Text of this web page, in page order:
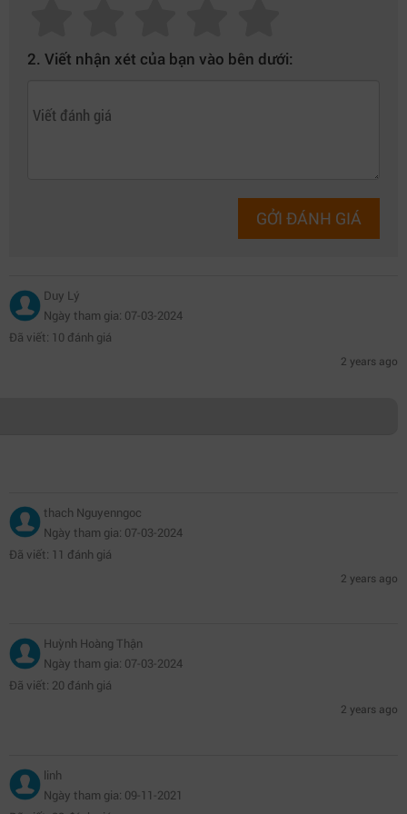
khó chịu.
CPU: Intel® Xeon® E-2224 3.4GHz upto 4.6Ghz, 8M
cache, 4C/4T, turbo (71W)
Ổ cứng:1TB 7.2k RPM SATA 3.5'' cabled HDD
42DEFT140 - 501
với sức mạnh của bộ vi xử lý CPU
2. Viết nhận xét của bạn vào bên dưới:
GỞI ĐÁNH GIÁ
Duy Lý
Ngày tham gia: 07-03-2024
Đã viết: 10 đánh giá
2 years ago
thach Nguyenngoc
Ngày tham gia: 07-03-2024
Đã viết: 11 đánh giá
2 years ago
Huỳnh Hoàng Thận
Ngày tham gia: 07-03-2024
Đã viết: 20 đánh giá
2 years ago
linh
Ngày tham gia: 09-11-2021